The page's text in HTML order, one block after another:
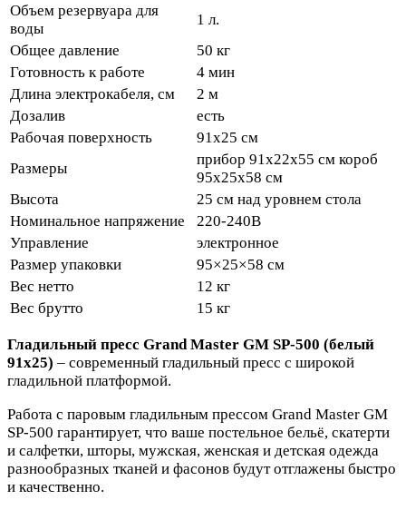
Объем резервуара для
воды
1 л.
Общее давление
50 кг
Готовность к работе
4 мин
Длина электрокабеля, см
2 м
Дозалив
есть
Рабочая поверхность
91x25 см
Размеры
прибор 91х22х55 см короб
95х25х58 см
Высота
25 см над уровнем стола
Номинальное напряжение
220-240В
Управление
электронное
Размер упаковки
95×25×58 см
Вес нетто
12 кг
Вес брутто
15 кг
Гладильный пресс Grand Master GM SP-500 (белый
91x25) – современный гладильный пресс с широкой
гладильной платформой.
Работа с паровым гладильным прессом Grand Master GM
SP-500 гарантирует, что ваше постельное бельё, скатерти
и салфетки, шторы, мужская, женская и детская одежда
разнообразных тканей и фасонов будут отглажены быстро
и качественно.